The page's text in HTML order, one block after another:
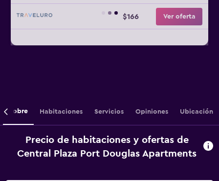
$166 Ver oferta
Sobre Habitaciones Servicios Opiniones Ubicación
Precio de habitaciones y ofertas de
Central Plaza Port Douglas Apartments